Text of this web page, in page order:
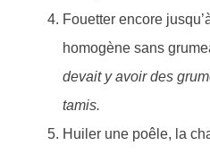
Fouetter encore
homogène sans
devait y avoir des
tamis.
Huiler une poêle, la